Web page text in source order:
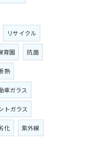
リサイクル
育園 抗菌
熱
車ガラス
トガラス
化 紫外線